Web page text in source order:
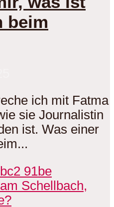
beim
ich mit Fatma
sie Journalistin
ist. Was einer